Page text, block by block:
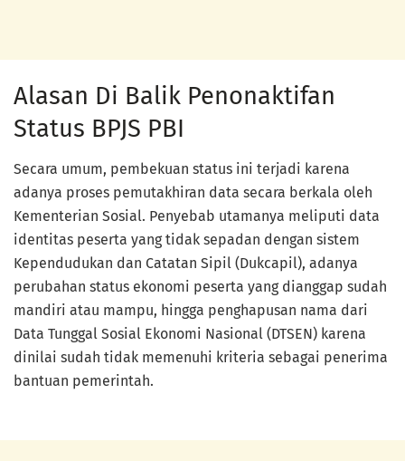
Alasan Di Balik Penonaktifan
Status BPJS PBI
Secara umum, pembekuan status ini terjadi karena
adanya proses pemutakhiran data secara berkala oleh
Kementerian Sosial. Penyebab utamanya meliputi data
identitas peserta yang tidak sepadan dengan sistem
Kependudukan dan Catatan Sipil (Dukcapil), adanya
perubahan status ekonomi peserta yang dianggap sudah
mandiri atau mampu, hingga penghapusan nama dari
Data Tunggal Sosial Ekonomi Nasional (DTSEN) karena
dinilai sudah tidak memenuhi kriteria sebagai penerima
bantuan pemerintah.